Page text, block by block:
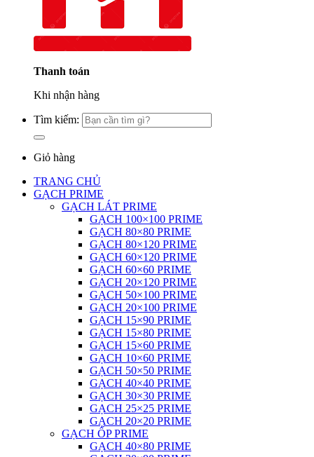
Thanh toán
Khi nhận hàng
Tìm kiếm:
Giỏ hàng
TRANG CHỦ
GẠCH PRIME
GẠCH LÁT PRIME
GẠCH 100×100 PRIME
GẠCH 80×80 PRIME
GẠCH 80×120 PRIME
GẠCH 60×120 PRIME
GẠCH 60×60 PRIME
GẠCH 20×120 PRIME
GẠCH 50×100 PRIME
GẠCH 20×100 PRIME
GẠCH 15×90 PRIME
GẠCH 15×80 PRIME
GẠCH 15×60 PRIME
GẠCH 10×60 PRIME
GẠCH 50×50 PRIME
GẠCH 40×40 PRIME
GẠCH 30×30 PRIME
GẠCH 25×25 PRIME
GẠCH 20×20 PRIME
GẠCH ỐP PRIME
GẠCH 40×80 PRIME